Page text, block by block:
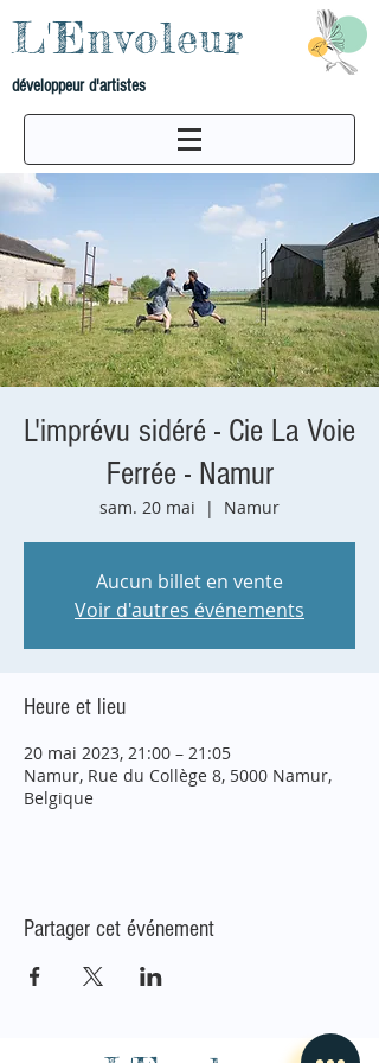
L'Envoleur
développeur d'artistes
L'imprévu sidéré - Cie La Voie
Ferrée - Namur
sam. 20 mai
  |
Namur
Aucun billet en vente
Voir d'autres événements
Heure et lieu
20 mai 2023, 21:00 – 21:05
Namur, Rue du Collège 8, 5000 Namur,
Belgique
Partager cet événement